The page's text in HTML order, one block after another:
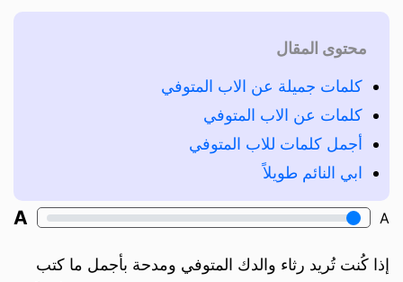
محتوى المقال
كلمات جميلة عن الاب المتوفي
كلمات عن الاب المتوفي
أجمل كلمات للاب المتوفي
ابي النائم طويلاً
A
A
إذا كُنت تُريد رثاء والدك المتوفي ومدحة بأجمل ما كتب